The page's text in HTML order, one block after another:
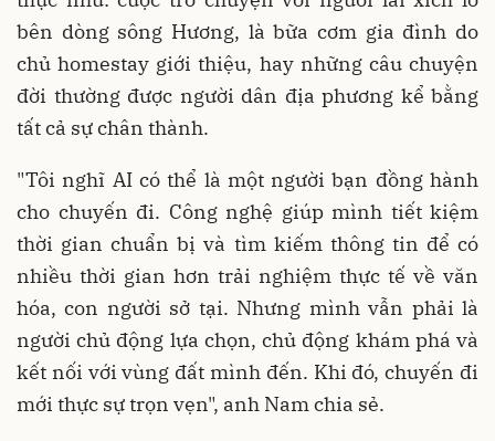
bên dòng sông Hương, là bữa cơm gia đình do
chủ homestay giới thiệu, hay những câu chuyện
đời thường được người dân địa phương kể bằng
tất cả sự chân thành.
"Tôi nghĩ AI có thể là một người bạn đồng hành
cho chuyến đi. Công nghệ giúp mình tiết kiệm
thời gian chuẩn bị và tìm kiếm thông tin để có
nhiều thời gian hơn trải nghiệm thực tế về văn
hóa, con người sở tại. Nhưng mình vẫn phải là
người chủ động lựa chọn, chủ động khám phá và
kết nối với vùng đất mình đến. Khi đó, chuyến đi
mới thực sự trọn vẹn", anh Nam chia sẻ.